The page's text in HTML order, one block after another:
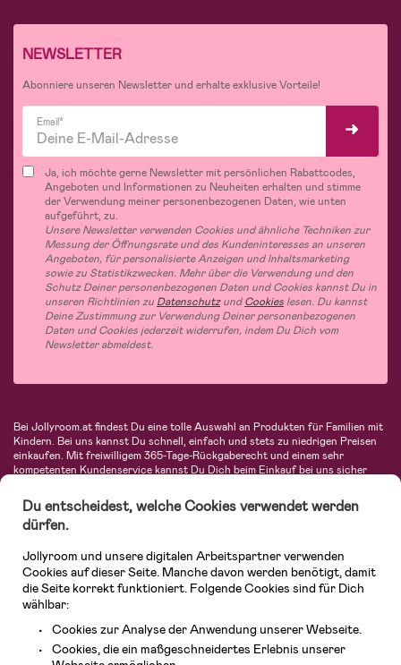
NEWSLETTER
Abonniere unseren Newsletter und erhalte exklusive Vorteile!
Email*
Ja, ich möchte gerne Newsletter mit persönlichen Rabattcodes,
Angeboten und Informationen zu Neuheiten erhalten und stimme
der Verwendung meiner personenbezogenen Daten, wie unten
aufgeführt, zu.
Unsere Newsletter verwenden Cookies und ähnliche Techniken zur
Messung der Öffnungsrate und des Kundeninteresses an unseren
Angeboten, für personalisierte Anzeigen und Inhaltsmarketing
sowie zu Statistikzwecken. Mehr über die Verwendung und den
Schutz Deiner personenbezogenen Daten und Cookies kannst Du in
unseren Richtlinien zu DatenschutzundCookies lesen. Du kannst
Deine Zustimmung zur Verwendung Deiner personenbezogenen
Daten und Cookies jederzeit widerrufen, indem Du Dich vom
Newsletter abmeldest.
Bei Jollyroom.at findest Du eine tolle Auswahl an Produkten für Familien mit
Kindern. Bei uns kannst Du schnell, einfach und stets zu niedrigen Preisen
einkaufen. Mit freiwilligem 365-Tage-Rückgaberecht und einem sehr
kompetenten Kundenservice kannst Du Dich beim Einkauf bei uns sicher
Autositze, Kinder- und Babymode, Produkte für Mütter und eine Menge
fantastischer Einrichtungsgegenstände, Spielsachen, Babyprodukte und
vieles mehr. Wir haben Produkte von bekannten Herstellern wie Britax, Maxi-
Avent, Jack Wolfskin, Cybex, LEGO und vielen mehr. Schau Dich um in
unserem vielfältigen Onlineshop für Kinder & Babys. Willkommen!
Du entscheidest, welche Cookies verwendet werden
dürfen.
Jollyroom und unsere digitalen Arbeitspartner verwenden
Cookies auf dieser Seite. Manche davon werden benötigt, damit
die Seite korrekt funktioniert. Folgende Cookies sind für Dich
wählbar:
Cookies zur Analyse der Anwendung unserer Webseite.
Cookies, die ein maßgeschneidertes Erlebnis unserer